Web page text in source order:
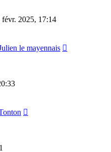
févr. 2025, 17:14
le mayennais